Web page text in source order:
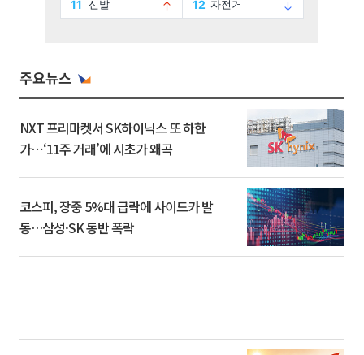
주요뉴스
NXT 프리마켓서 SK하이닉스 또 하한
가⋯‘11주 거래’에 시초가 왜곡
코스피, 장중 5%대 급락에 사이드카 발
동…삼성·SK 동반 폭락